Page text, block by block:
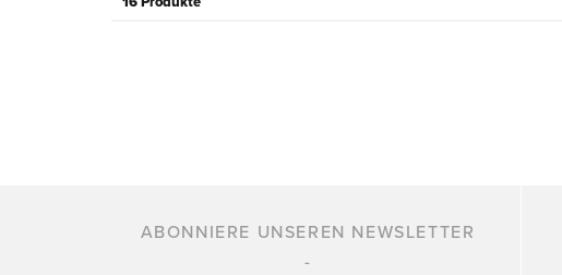
ABONNIERE UNSEREN NEWSLETTER